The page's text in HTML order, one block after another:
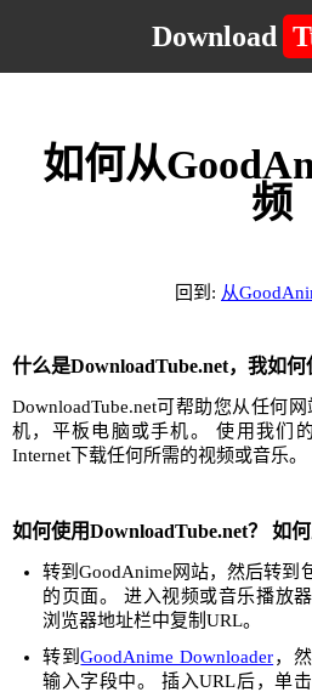
Download
如何从
频
回到: 从
什么是DownloadTube.net，我如何
DownloadTube.net可帮助您从任何
机，平板电脑或手机。 使用我们
Internet下载任何所需的视频或音乐。
如何使用DownloadTube.net？ 如
转到GoodAnime网站，然后转到
的页面。 进入视频或音乐播放
浏览器地址栏中复制URL。
转到GoodAnime Downloader，
输入字段中。 插入URL后，单